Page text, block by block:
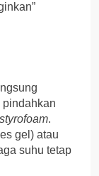
pindahkan
styrofoam.
gel) atau
suhu tetap